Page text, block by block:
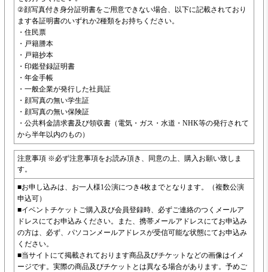
②顔写真付き身分証明書をご用意できない場合、以下に記載されており
ます各証明書のいずれか2種類をお持ちください。
・住民票
・戸籍謄本
・戸籍抄本
・印鑑登録証明書
・年金手帳
・一般企業が発行した社員証
・顔写真の無い学生証
・顔写真の無い保険証
・公共料金請求書及び領収書（電気・ガス・水道・NHK等の発行されて
から半年以内のもの）
注意事項 ※必ず注意事項をお読み頂き、同意の上、購入お願い致しま
す。
■お申し込みは、お一人様1公演につき4枚までとなります。（複数公演
申込可）
■イベントチケットご購入及び会員登録時、必ずご連絡のつくメールア
ドレスにてお申込みください。また、携帯メールアドレスにてお申込み
の方は、必ず、パソコンメールアドレスが受信可能な状態にてお申込み
ください。
■当サイトにて掲載されております商品及びチケットなどの画像はイメ
ージです。実際の商品及びチケットとは異なる場合があります。予めご